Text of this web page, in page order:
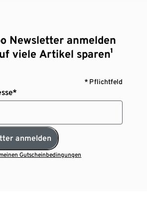
Newsletter anmelden
viele Artikel sparen¹
* Pflichtfeld
anmelden
Gutscheinbedingungen